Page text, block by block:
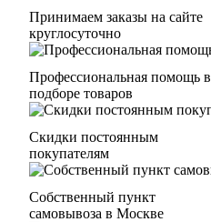
Принимаем заказы на сайте
круглосуточно
Профессиональная помощь в
подборе товаров
Скидки постоянным
покупателям
Собственный пункт
самовывоза в Москве